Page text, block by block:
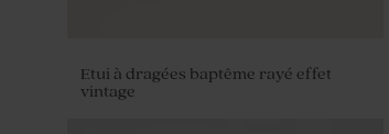
Etui à dragées baptême rayé effet
vintage